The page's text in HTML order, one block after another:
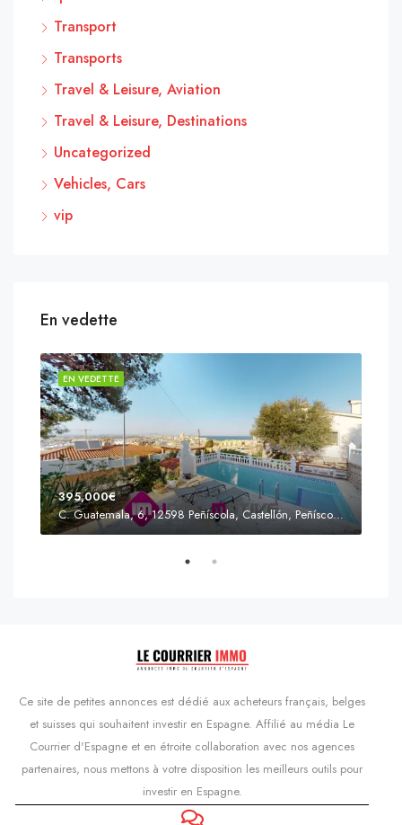
Transport
Transports
Travel & Leisure, Aviation
Travel & Leisure, Destinations
Uncategorized
Vehicles, Cars
vip
En vedette
EN VEDETTE
395,000€
C. Guatemala, 6, 12598 Peñíscola, Castellón, Peñíscola, Communauté valencienne
Ce site de petites annonces est dédié aux acheteurs français, belges
et suisses qui souhaitent investir en Espagne. Affilié au média Le
Courrier d'Espagne et en étroite collaboration avec nos agences
partenaires, nous mettons à votre disposition les meilleurs outils pour
investir en Espagne.